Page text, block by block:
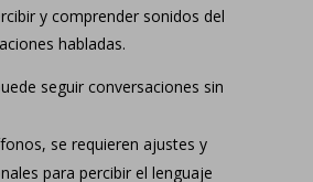
y comprender sonidos del
habladas.
seguir conversaciones sin
se requieren ajustes y
para percibir el lenguaje